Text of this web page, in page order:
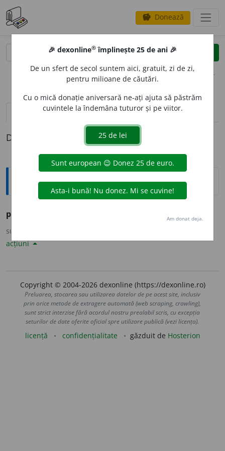
savings Donează
clear
opțiuni
definiții (1) pronunțievolume_up (50)
Definiția cu ID-ul 810884:
Explicative DEX
priceput
sursa:
acțiuni
Copyright © 2004-2026 dexonline (https://dexonline.ro)
Preluarea, stocarea sau utilizarea datelor de pe acest site, inclusiv
prin orice metode de extragere automată (web scraping, crawling),
sunt strict interzise fără acordul nostru prealabil scris, cu excepția
seturilor de date oferite oficial spre utilizare publică (vezi licența).
licență confidențialitate găzduit de Hosterion
🎉 dexonline® împlinește 25 de ani 🎉
De un sfert de secol suntem aici, gratuit, zi de zi,
pentru milioane de căutări.
Cu o mică donație aniversară ne-ați ajuta să păstrăm
cuvintele la îndemâna tuturor și pe viitor.
Am donat deja.